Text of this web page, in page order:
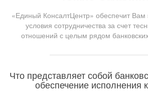
«Единый КонсалтЦентр» обеспечит
условия сотрудничества за счет
отношений с целым рядом
Что представляет собой
обеспечение исполнения